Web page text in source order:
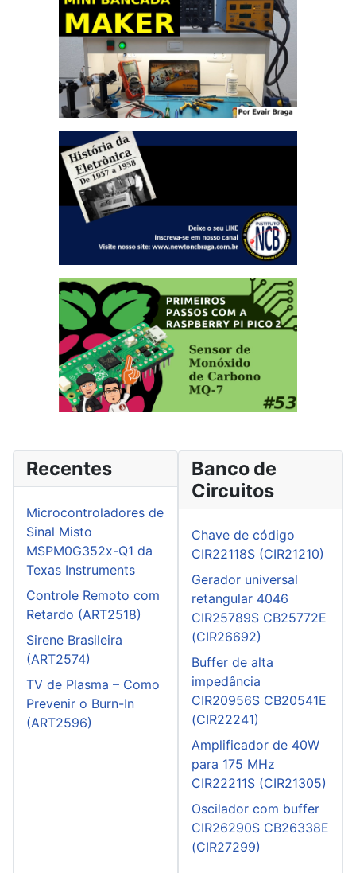
Recentes
Microcontroladores de
Sinal Misto
MSPM0G352x-Q1 da
Texas Instruments
Controle Remoto com
Retardo (ART2518)
Sirene Brasileira
(ART2574)
TV de Plasma – Como
Prevenir o Burn-In
(ART2596)
Banco de
Circuitos
Chave de código
CIR22118S (CIR21210)
Gerador universal
retangular 4046
CIR25789S CB25772E
(CIR26692)
Buffer de alta
impedância
CIR20956S CB20541E
(CIR22241)
Amplificador de 40W
para 175 MHz
CIR22211S (CIR21305)
Oscilador com buffer
CIR26290S CB26338E
(CIR27299)